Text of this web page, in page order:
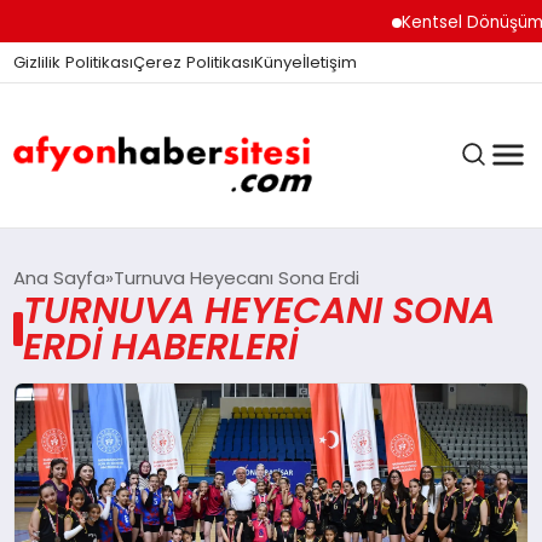
Kentsel Dönüşüm
Gizlilik PolitikasıÇerez PolitikasıKünyeİletişim
ANASAYFA
GÜNDEM
DÜNYA
Ana Sayfa Turnuva Heyecanı Sona Erdi
TURNUVA HEYECANI SONA
ERDI HABERLERI